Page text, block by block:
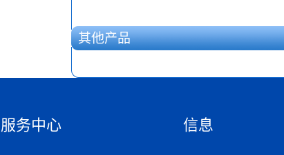
其他产品
服务中心 信息